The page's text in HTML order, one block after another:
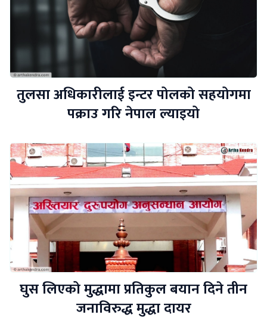
तुलसा अधिकारीलाई इन्टर पोलको सहयोगमा
पक्राउ गरि नेपाल ल्याइयो
घुस लिएको मुद्धामा प्रतिकुल बयान दिने तीन
जनाविरुद्ध मुद्धा दायर